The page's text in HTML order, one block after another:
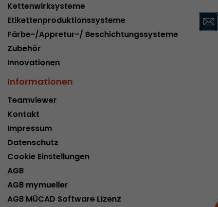
Kettenwirksysteme
Etikettenproduktionssysteme
Färbe-/Appretur-/ Beschichtungssysteme
Zubehör
Innovationen
Informationen
Teamviewer
Kontakt
Impressum
Datenschutz
Cookie Einstellungen
AGB
AGB mymueller
AGB MÜCAD Software Lizenz
Provider www.google.com/analytics/
Laufzeit pro Sitzung
Zweck
Dieses Cookie gehört der Vergangenheit an
von Seiten welche noch den urchin.js
Name __utmz
Laufzeit 6 Monate